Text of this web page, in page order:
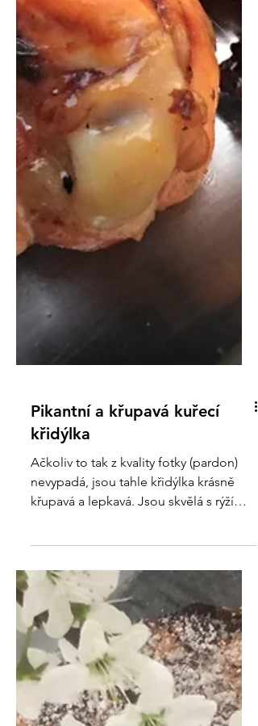
Pikantní a křupavá kuřecí
křidýlka
Ačkoliv to tak z kvality fotky (pardon)